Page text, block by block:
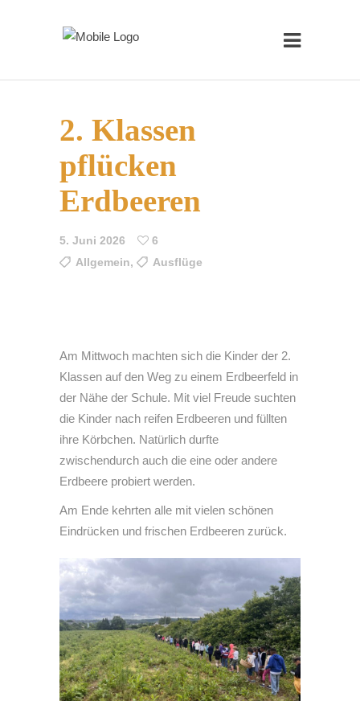
2. Klassen
pflücken
Erdbeeren
5. Juni 2026
6
Allgemein, Ausflüge
Am Mittwoch machten sich die Kinder der 2.
Klassen auf den Weg zu einem Erdbeerfeld in
der Nähe der Schule. Mit viel Freude suchten
die Kinder nach reifen Erdbeeren und füllten
ihre Körbchen. Natürlich durfte
zwischendurch auch die eine oder andere
Erdbeere probiert werden.
Am Ende kehrten alle mit vielen schönen
Eindrücken und frischen Erdbeeren zurück.